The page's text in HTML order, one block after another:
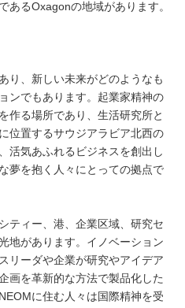
あるOxagonの地域があります。
り、新しい未来がどのようなも
ンでもあります。起業家精神の
作る場所であり、生活研究所と
位置するサウジアラビア北西の
活気あふれるビジネスを創出し
夢を抱く人々にとっての拠点で
ティー、港、企業区域、研究セ
地があります。イノベーション
リーダや企業が研究やアイデア
画を革新的な方法で製品化した
に住む人々は国際精神を受